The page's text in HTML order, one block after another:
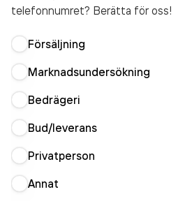
telefonnumret? Berätta för oss!
Försäljning
Marknadsundersökning
Bedrägeri
Bud/leverans
Privatperson
Annat